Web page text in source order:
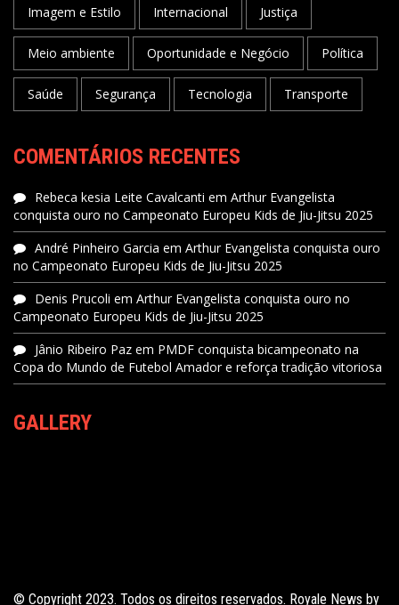
Imagem e Estilo Internacional Justiça
Meio ambiente Oportunidade e Negócio Política
Saúde Segurança Tecnologia Transporte
COMENTÁRIOS RECENTES
Rebeca kesia Leite Cavalcanti em Arthur Evangelista
conquista ouro no Campeonato Europeu Kids de Jiu-Jitsu 2025
André Pinheiro Garcia em Arthur Evangelista conquista ouro
no Campeonato Europeu Kids de Jiu-Jitsu 2025
Denis Prucoli em Arthur Evangelista conquista ouro no
Campeonato Europeu Kids de Jiu-Jitsu 2025
Jânio Ribeiro Paz em PMDF conquista bicampeonato na
Copa do Mundo de Futebol Amador e reforça tradição vitoriosa
GALLERY
© Copyright 2023. Todos os direitos reservados. Royale News by